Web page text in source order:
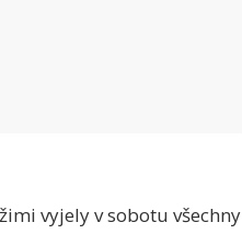
vyjely v sobotu všechny